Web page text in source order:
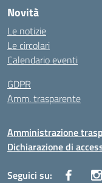
Novità
Le notizie
Le circolari
Calendario eventi
GDPR
Amm. trasparente
Amministrazione
Dichiarazione di
Seguici su: